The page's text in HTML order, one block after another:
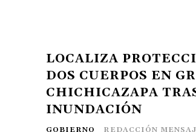
LOCALIZA
DOS CUERPOS EN
CHICHICAZAPA
INUNDACIÓN
GOBIERNO REDACCIÓN